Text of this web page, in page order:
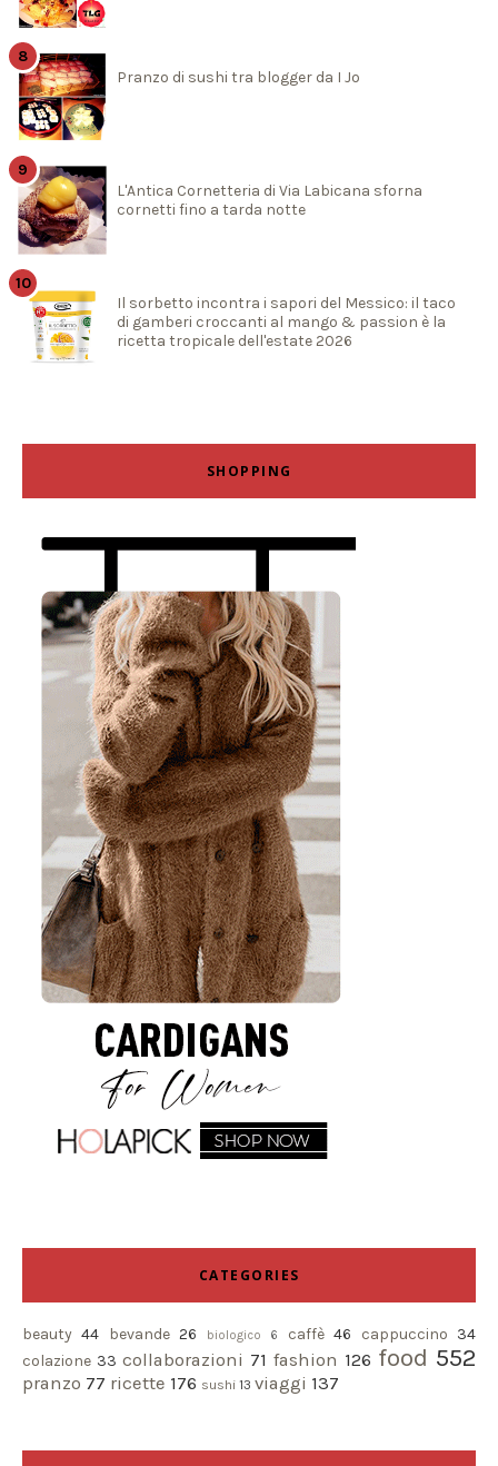
Pranzo di sushi tra blogger da I Jo
L'Antica Cornetteria di Via Labicana sforna
cornetti fino a tarda notte
Il sorbetto incontra i sapori del Messico: il taco
di gamberi croccanti al mango & passion è la
ricetta tropicale dell'estate 2026
SHOPPING
CATEGORIES
beauty 44 bevande 26 biologico 6 caffè 46 cappuccino 34
colazione 33 collaborazioni 71 fashion 126 food 552
pranzo 77 ricette 176 sushi 13 viaggi 137